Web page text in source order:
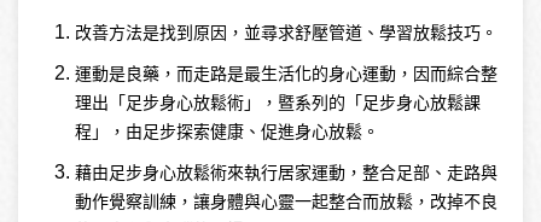
改善方法是找到原因，並尋求舒壓管道、學習放鬆技巧。
運動是良藥，而走路是最生活化的身心運動，因而綜合整
理出「足步身心放鬆術」，暨系列的「足步身心放鬆課
程」，由足步探索健康、促進身心放鬆。
藉由足步身心放鬆術來執行居家運動，整合足部、走路與
動作覺察訓練，讓身體與心靈一起整合而放鬆，改掉不良